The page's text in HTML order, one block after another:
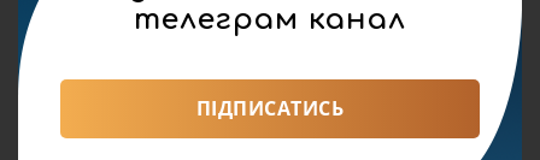
телеграм канал
ПІДПИСАТИСЬ